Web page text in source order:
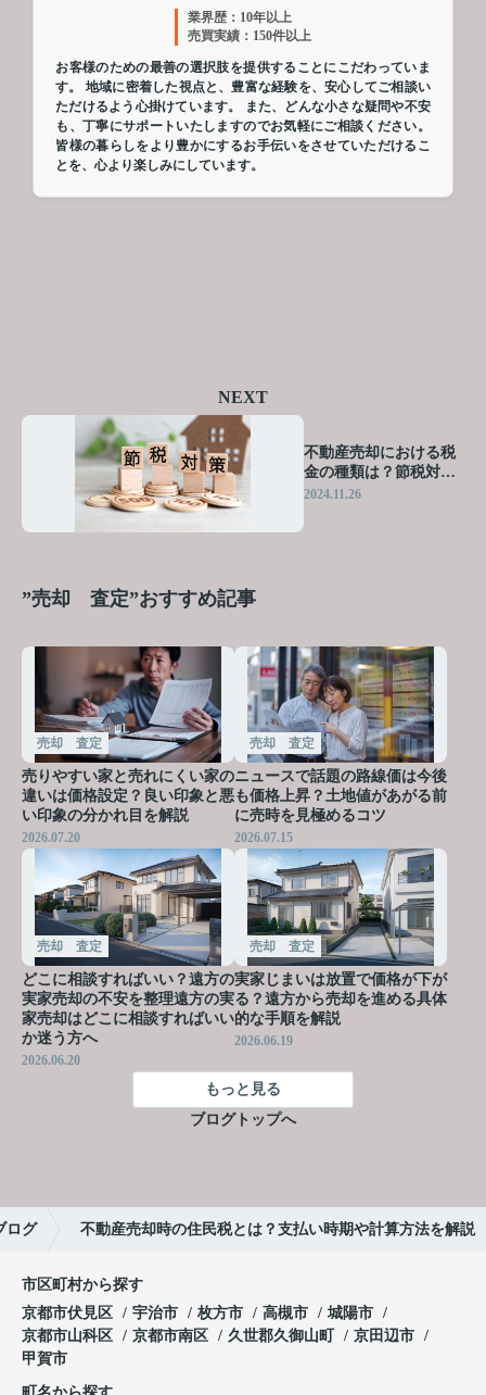
業界歴：10年以上
売買実績：150件以上
お客様のための最善の選択肢を提供することにこだわっていま
す。 地域に密着した視点と、豊富な経験を、安心してご相談い
ただけるよう心掛けています。 また、どんな小さな疑問や不安
も、丁寧にサポートいたしますのでお気軽にご相談ください。
皆様の暮らしをより豊かにするお手伝いをさせていただけるこ
とを、心より楽しみにしています。
NEXT
不動産売却における税
金の種類は？節税対策
について解説
2024.11.26
”売却 査定”おすすめ記事
売却 査定
売りやすい家と売れにくい家の
違いは価格設定？良い印象と悪
い印象の分かれ目を解説
2026.07.20
売却 査定
ニュースで話題の路線価は今後
も価格上昇？土地値があがる前
に売時を見極めるコツ
2026.07.15
売却 査定
どこに相談すればいい？遠方の
実家売却の不安を整理遠方の実
家売却はどこに相談すればいい
か迷う方へ
2026.06.20
売却 査定
実家じまいは放置で価格が下が
る？遠方から売却を進める具体
的な手順を解説
2026.06.19
もっと見る
ブログトップへ
ログ 不動産売却時の住民税とは？支払い時期や計算方法を解説
市区町村から探す
京都市伏見区
宇治市 枚方市 高槻市
城陽市
京都市山科区
京都市南区 久世郡久御山町
京田辺市
甲賀市